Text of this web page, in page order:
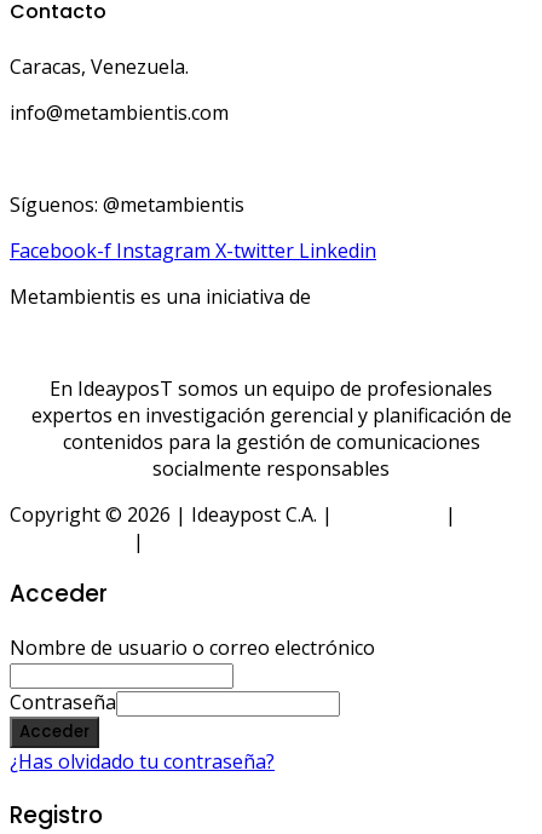
Contacto
Caracas, Venezuela.
info@metambientis.com
Síguenos: @metambientis
Facebook-f Instagram X-twitter Linkedin
Metambientis es una iniciativa de
En IdeayposT somos un equipo de profesionales
expertos en investigación gerencial y planificación de
contenidos para la gestión de comunicaciones
socialmente responsables
Copyright © 2026 | Ideaypost C.A. |
|
|
Acceder
Nombre de usuario o correo electrónico
Contraseña
Acceder
¿Has olvidado tu contraseña?
Registro